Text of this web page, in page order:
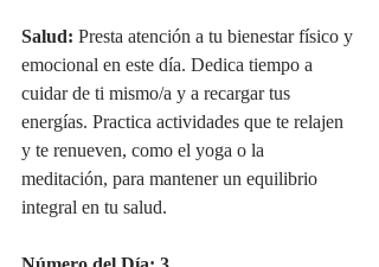
Salud: Presta atención a tu bienestar físico y
emocional en este día. Dedica tiempo a
cuidar de ti mismo/a y a recargar tus
energías. Practica actividades que te relajen
y te renueven, como el yoga o la
meditación, para mantener un equilibrio
integral en tu salud.